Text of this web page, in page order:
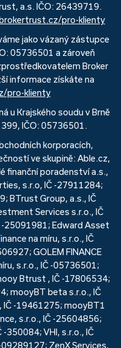
a.s. IČO: 26439719.
pro-klienty
jako vázaný zástupce
05736501 a zároveň
Broker
informace získáte na
pro-klienty
u Krajského soudu v Brně
IČO: 05736501.
korporacích,
ve skupině: Able.cz,
finanční poradenství a.s.,
s.r.o, IČ -27911284;
BTrust Group, a.s., IČ
Services s.r.o., IČ
-25091981; Edward Asset
na míru, s.r.o., IČ
GOLEM FINANCE
s.r.o., IČ -05736501;
Btrust , IČ -17806534;
mooyBT beta s.r.o., IČ
-19461275; mooyBT1
s.r.o., IČ -25604856;
-350084; VHI, s.r.o., IČ
ZenX Services,